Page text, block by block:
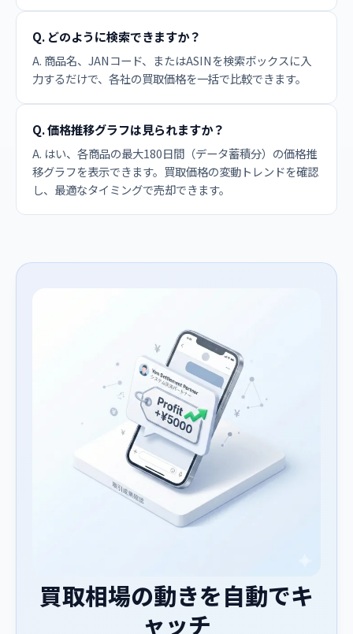
Q. どのように検索できますか？
A. 商品名、JANコード、またはASINを検索ボックスに入
力するだけで、各社の買取価格を一括で比較できます。
Q. 価格推移グラフは見られますか？
A. はい、各商品の最大180日間（データ蓄積分）の価格推
移グラフを表示できます。買取価格の変動トレンドを確認
し、最適なタイミングで売却できます。
買取相場の動きを自動でキ
ャッチ